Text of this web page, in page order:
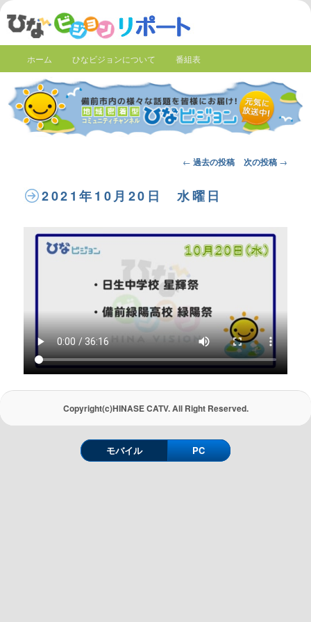
ホーム ひなビジョンについて 番組表
Post
← 過去の投稿 次の投稿 →
2021年10月20日 水曜日
Copyright(c)HINASE CATV. All Right Reserved.
モバイル PC